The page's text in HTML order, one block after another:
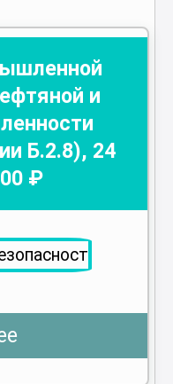
и
Б.2.8), 24
₽